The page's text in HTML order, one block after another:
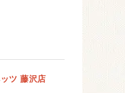
ツ 藤沢店